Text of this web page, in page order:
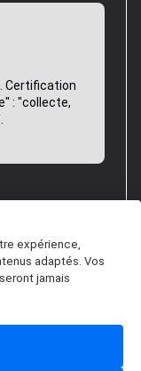
Certification
: "collecte,
expérience,
adaptés. Vos
jamais